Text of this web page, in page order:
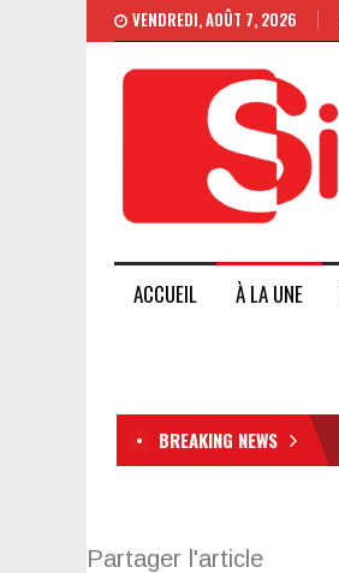
VENDREDI, AOÛT 7, 2026
ACCUEIL À LA UNE
BREAKING NEWS
Partager l'article